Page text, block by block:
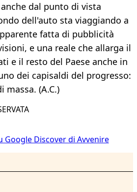
dal punto di vista
dell'auto sta viaggiando a
fatta di pubblicità
e una reale che allarga il
e il resto del Paese anche in
dei capisaldi del progresso:
massa. (A.C.)
Google Discover di Avvenire